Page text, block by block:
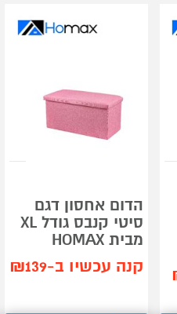
הדום אחסון דגם
סיטי קנבס גודל XL
מבית HOMAX
קנה עכשיו ב-₪139